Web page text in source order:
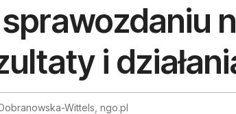
i
Wittels, ngo.pl